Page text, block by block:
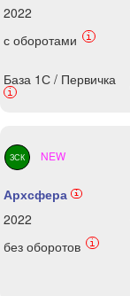
2022
с оборотами
i
База 1С / Первичка
i
ЗСК NEW
Архсфера i
2022
без оборотов
i